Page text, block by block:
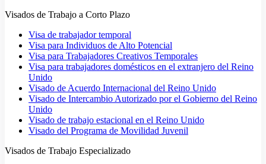
Visados de Trabajo a Corto Plazo
Visa de trabajador temporal
Visa para Individuos de Alto Potencial
Visa para Trabajadores Creativos Temporales
Visa para trabajadores domésticos en el extranjero del Reino
Unido
Visado de Acuerdo Internacional del Reino Unido
Visado de Intercambio Autorizado por el Gobierno del Reino
Unido
Visado de trabajo estacional en el Reino Unido
Visado del Programa de Movilidad Juvenil
Visados de Trabajo Especializado